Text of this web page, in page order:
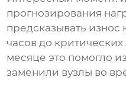
прогнозирования
предсказывать
часов до
месяце это помогло
заменили вузлы во